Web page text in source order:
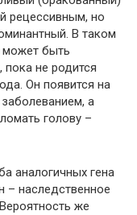
рецессивным, но
В таком
может быть
не родится
Он появится на
а
голову –
аналогичных гена
– наследственное
же